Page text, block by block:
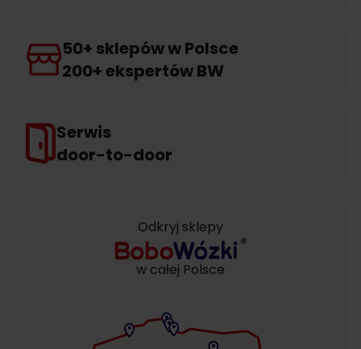
50+ sklepów w Polsce
200+ ekspertów BW
Serwis
door-to-door
Odkryj sklepy
w całej Polsce